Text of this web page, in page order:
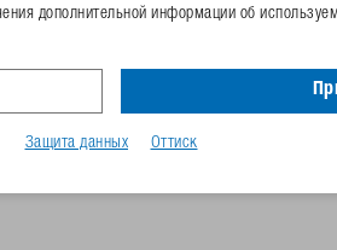
дополнительной информации об
Защита данных Оттиск